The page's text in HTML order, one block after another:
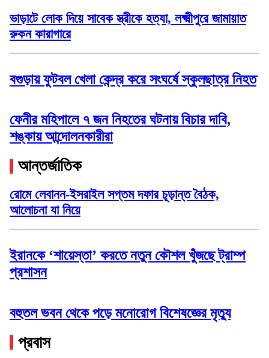
ভাড়াটে লোক দিয়ে সাবেক স্ত্রীকে হত্যা, লক্ষ্মীপুরে জামায়াত
রুকন কারাগারে
বগুড়ায় ফুটবল খেলা কেন্দ্র করে সংঘর্ষে স্কুলছাত্র নিহত
ফেনীর মহিপালে ৭ জন নিহতের ঘটনায় বিচার দাবি,
শঙ্কায় আন্দোলনকারীরা
আন্তর্জাতিক
রোমে লেবানন-ইসরাইল সপ্তম দফার চূড়ান্ত বৈঠক,
আলোচনা যা নিয়ে
ইরানকে ‘শায়েস্তা’ করতে নতুন কৌশল খুঁজছে ট্রাম্প
প্রশাসন
বহুতল ভবন থেকে পড়ে মনোরোগ বিশেষজ্ঞের মৃত্যু
প্রবাস